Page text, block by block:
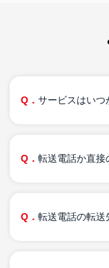
サービスはいつ
転送電話か直接
転送電話の転送